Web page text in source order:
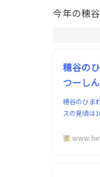
今年の穂
穂谷の
つーしん
穂谷のひま
スの見頃は